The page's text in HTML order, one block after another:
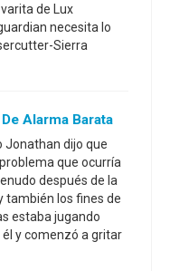
de Lux
necesita lo
Sierra
Alarma Barata
Jonathan dijo que
que ocurría
después de la
también los fines de
estaba jugando
él y comenzó a gritar